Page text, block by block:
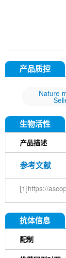
产品质控
Nature
生物活性
产品描述
参考文献
抗体信息
配制